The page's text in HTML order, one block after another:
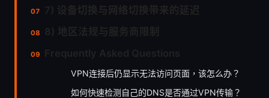
VPN连接后仍显示无法访问页面，该怎么办？
如何快速检测自己的DNS是否通过VPN传输？